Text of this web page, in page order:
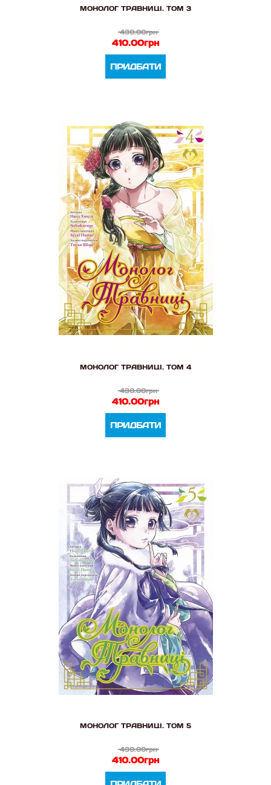
МОНОЛОГ ТРАВНИЦІ. ТОМ 3
430.00грн
410.00грн
ПРИДБАТИ
МОНОЛОГ ТРАВНИЦІ. ТОМ 4
430.00грн
410.00грн
ПРИДБАТИ
МОНОЛОГ ТРАВНИЦІ. ТОМ 5
430.00грн
410.00грн